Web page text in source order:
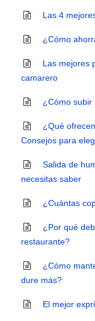
Las 4
¿Cómo
Las mejores
camarero
¿Cómo subir
¿Qué
Consejos para
Salida de
necesitas saber
¿Cuántas
¿Por qué
restaurante?
¿Cómo
dure más?
El mejor